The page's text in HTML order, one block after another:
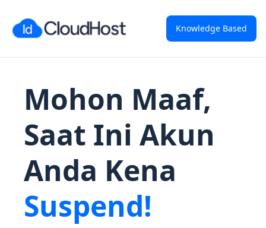
Knowledge Based
Mohon Maaf,
Saat Ini Akun
Anda Kena
Suspend!